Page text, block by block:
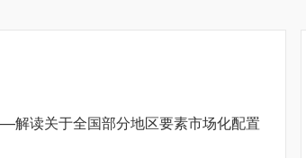
读关于全国部分地区要素市场化配置